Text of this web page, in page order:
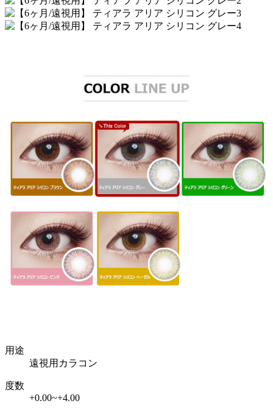
用途
遠視用カラコン
度数
+0.00~+4.00